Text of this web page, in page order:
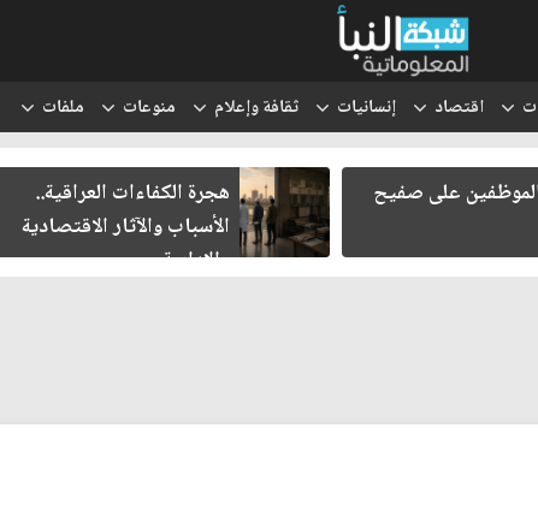
اقتصاد إنسانيات ثقافة وإعلام منوعات ملفات
على صفيح
هجرة الكفاءات العراقية..
الأسباب والآثار الاقتصادية
والإدارية